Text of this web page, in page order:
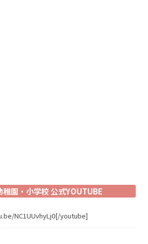
稚園・小学校 公式YOUTUBE
NC1UUvhyLj0[/youtube]